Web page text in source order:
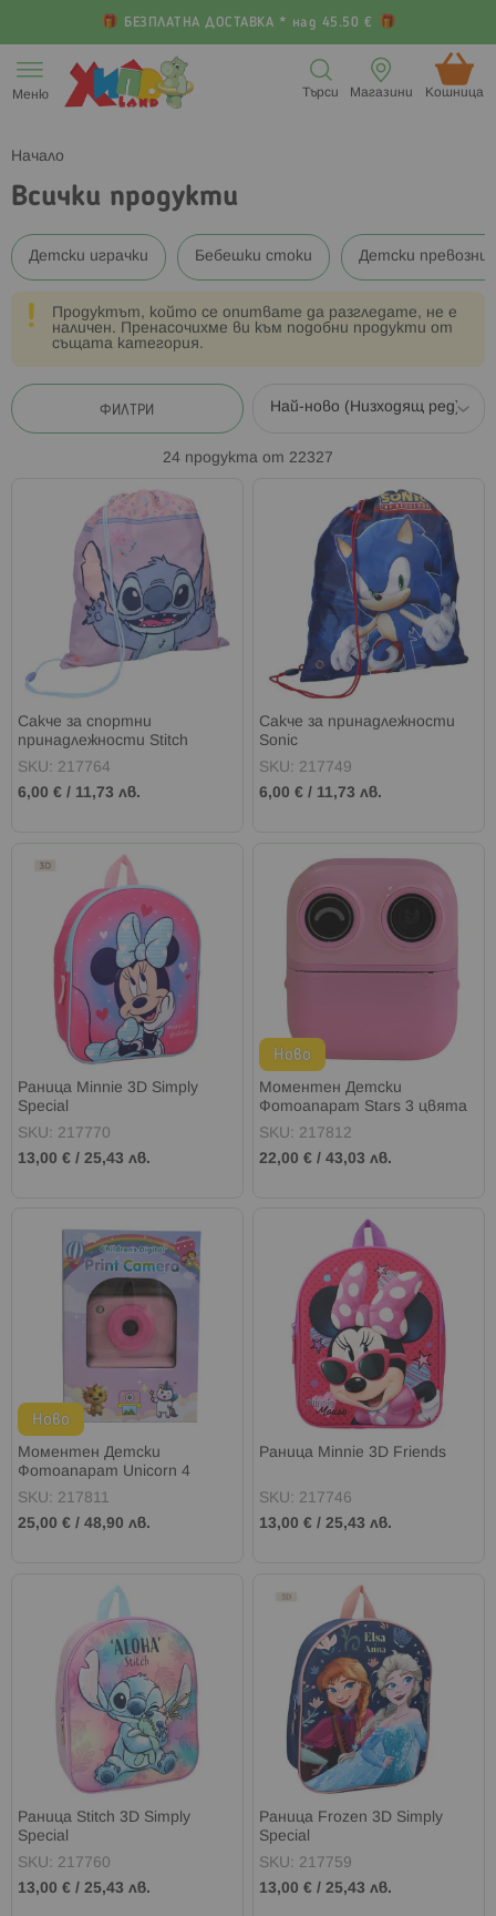
БЕЗПЛАТНА ДОСТАВКА * над 45.50 €
към
съдържанието
Меню Кошница (
Магазини
Търси
Начало
Всички продукти
Детски играчки Бебешки стоки Детски превозни
Продуктът, който се опитвате да разгледате, не е
наличен. Пренасочихме ви към подобни продукти от
същата категория.
ФИЛТРИ
24 продукта от 22327
Сакче за спортни
принадлежности Stitch
SKU: 217764
6,00 € / 11,73 лв.
Сакче за принадлежности
Sonic
SKU: 217749
6,00 € / 11,73 лв.
Раница Minnie 3D Simply
Special
SKU: 217770
13,00 € / 25,43 лв.
Ново
Моментен Детски
Фотоапарат Stars 3 цвята
SKU: 217812
22,00 € /43,03 лв.
Ново
Моментен Детски
Фотоапарат Unicorn 4
цвята
SKU: 217811
25,00 € / 48,90 лв.
Раница Minnie 3D Friends
SKU: 217746
13,00 € /25,43 лв.
Раница Stitch 3D Simply
Special
SKU: 217760
13,00 € / 25,43 лв.
Раница Frozen 3D Simply
Special
SKU: 217759
13,00 € /25,43 лв.